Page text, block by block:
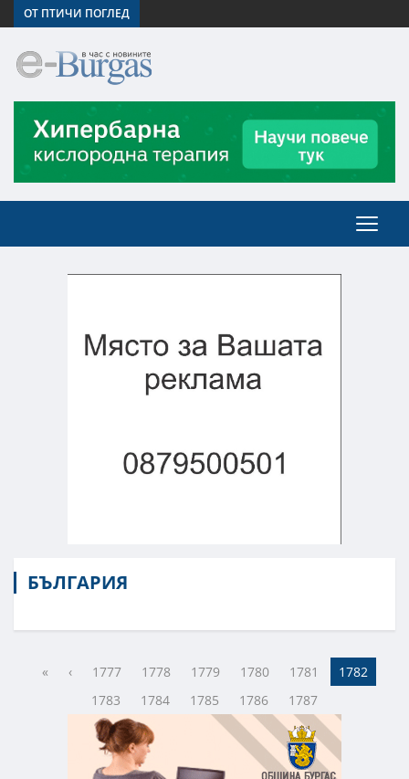
ОТ ПТИЧИ ПОГЛЕД
БЪЛГАРИЯ
« ‹ 1777 1778 1779 1780 1781
1782
1783
1784 1785 1786 1787